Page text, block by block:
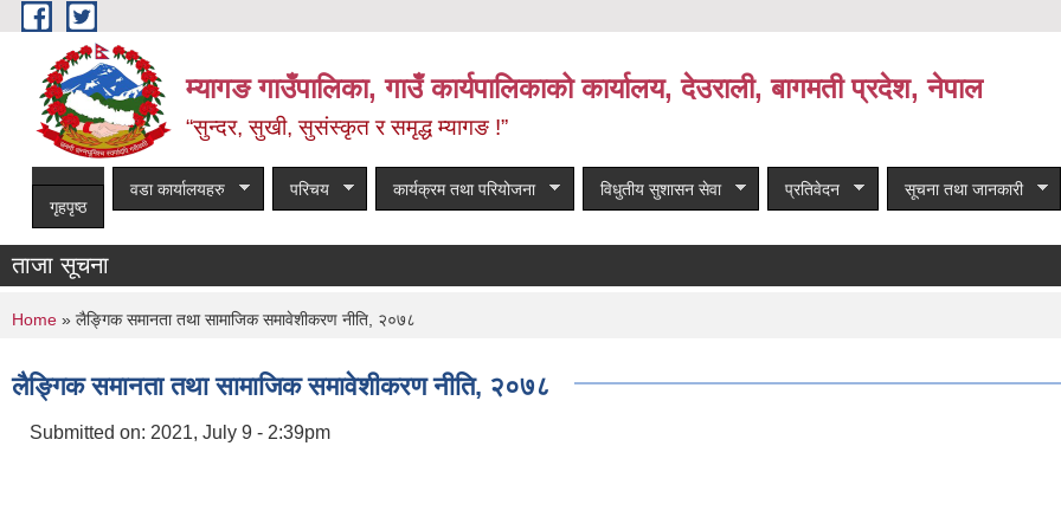
Skip to main content
म्यागङ गाउँपालिका, गाउँ कार्यपालिकाको कार्यालय, देउराली, बागमती प्रदेश, नेपाल
“सुन्दर, सुखी, सुसंस्कृत र समृद्ध म्यागङ !”
गृहपृष्ठ
वडा कार्यालयहरु परिचय कार्यक्रम तथा परियोजना विधुतीय सुशासन सेवा प्रतिवेदन सूचना तथा जानकारी
ताजा सूचना
You are here
Home » लैङ्गिक समानता तथा सामाजिक समावेशीकरण नीति, २०७८
लैङ्गिक समानता तथा सामाजिक समावेशीकरण नीति, २०७८
Submitted on: 2021, July 9 - 2:39pm